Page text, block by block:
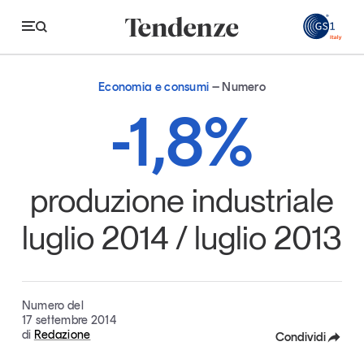
Tendenze
Economia e consumi
Innovazione
Logistica
Retail e brand
Sostenibilità
Grandi temi
Economia e consumi Numero
-1,8%
produzione industriale
luglio 2014 / luglio 2013
Numero del
17 settembre 2014
di Redazione
Condividi